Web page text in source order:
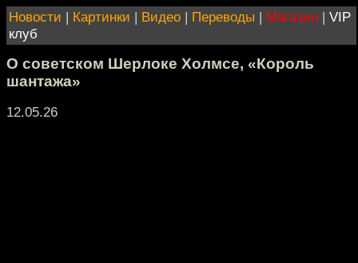
Новости | Картинки | Видео | Переводы | Магазин | VIP
клуб
О советском Шерлоке Холмсе, «Король
шантажа»
12.05.26